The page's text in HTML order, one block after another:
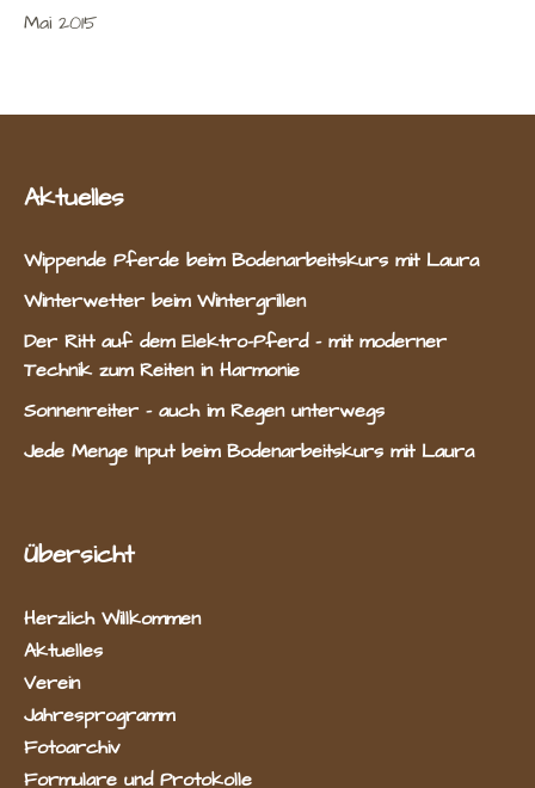
Mai 2015
Aktuelles
Wippende Pferde beim Bodenarbeitskurs mit Laura
Winterwetter beim Wintergrillen
Der Ritt auf dem Elektro-Pferd – mit moderner
Technik zum Reiten in Harmonie
Sonnenreiter – auch im Regen unterwegs
Jede Menge Input beim Bodenarbeitskurs mit Laura
Übersicht
Herzlich Willkommen
Aktuelles
Verein
Jahresprogramm
Fotoarchiv
Formulare und Protokolle